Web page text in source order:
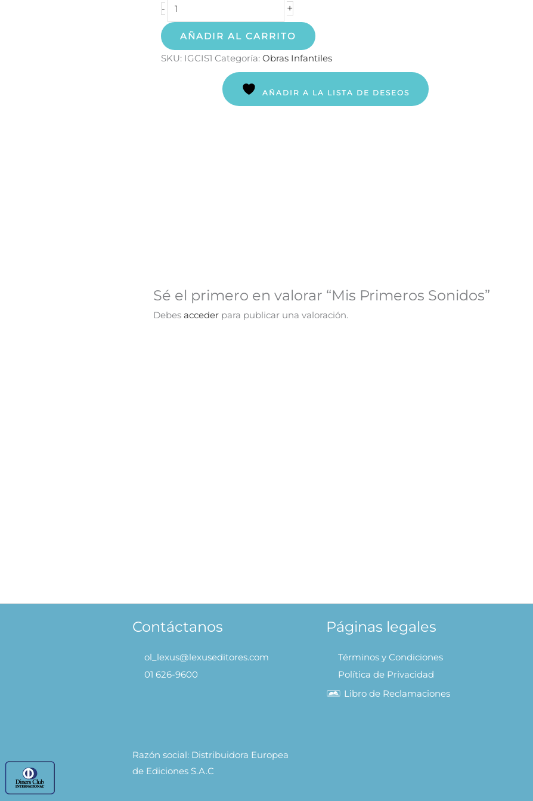
- +
AÑADIR AL CARRITO
SKU: IGCIS1 Categoría: Obras Infantiles
AÑADIR A LA LISTA DE DESEOS
Sé el primero en valorar “Mis Primeros Sonidos”
Debes acceder para publicar una valoración.
Contáctanos
ol_lexus@lexuseditores.com
01 626-9600
Razón social: Distribuidora Europea
de Ediciones S.A.C
Páginas legales
Términos y Condiciones
Política de Privacidad
Libro de Reclamaciones